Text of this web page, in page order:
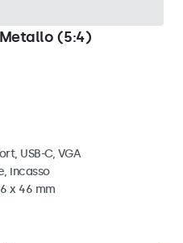
(5:4)
USB-C, VGA
incasso
x 46 mm